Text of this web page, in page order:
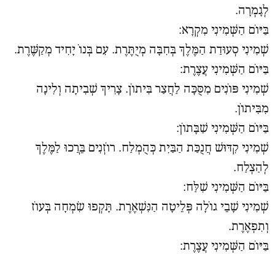
לְגָמְרָה.
בַּיּוֹם הַשְּׁמִינִי מִקְרָא:
שְׁמִינִי סְעוּדַת הַמֶּלֶךְ בְּחִבָּה מְיֻתֶּרֶת. עִם בְּנוֹ יָחִיד מְקַשֶּׁרֶת.
בַּיּוֹם הַשְּׁמִינִי עֲצֶרֶת:
שְׁמִינִי פּוֹנִים מִסֻּכָּה לַחֲצַר בִּיתוֹן. צָרִיךְ שְׁבִיתָה וְלִינָה
מִבִּיתוֹן.
בַּיּוֹם הַשְּׁמִינִי שַׁבָּתוֹן:
שְׁמִינִי קִדּוּשׁ חֲנֻכַּת הַבַּיִת כְּהֻמְלַח. רוֹזְנִים בֵּרֲכוּ לַמֶּלֶךְ
לְהַצְלַח.
בַּיּוֹם הַשְּׁמִינִי שִׁלַּח:
שְׁמִינִי שָׁבֵי גוֹלָה פְּלֵיטָה הַנִּשְׁאֶרֶת. תָּקְפוּ שִׂמְחָה בְּעוֹז
וְתִפְאֶרֶת.
בַּיּוֹם הַשְּׁמִינִי עֲצֶרֶת: